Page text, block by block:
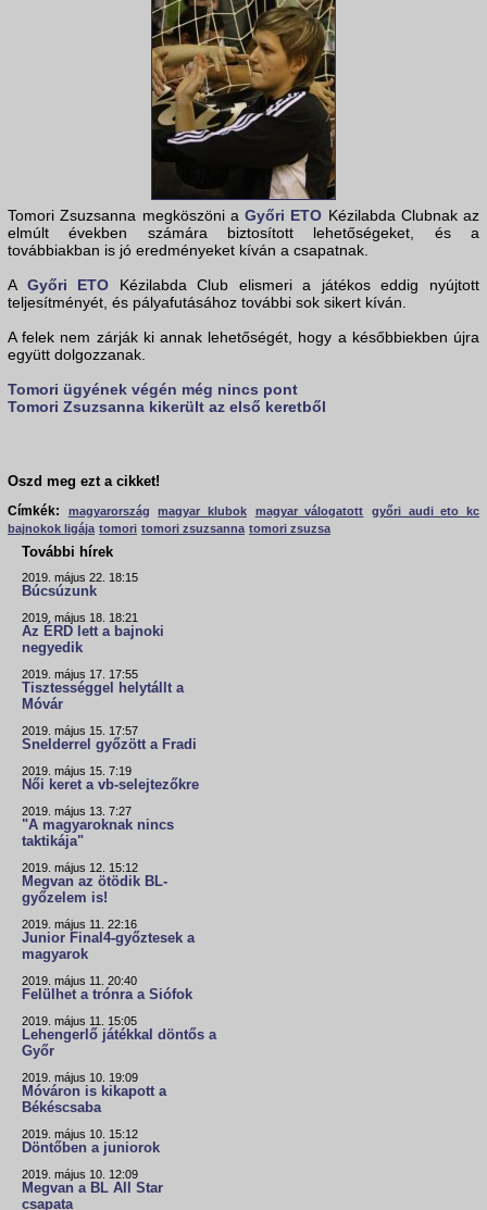
Tomori Zsuzsanna megköszöni a Győri ETO Kézilabda Clubnak az
elmúlt években számára biztosított lehetőségeket, és a
továbbiakban is jó eredményeket kíván a csapatnak.
A Győri ETO Kézilabda Club elismeri a játékos eddig nyújtott
teljesítményét, és pályafutásához további sok sikert kíván.
A felek nem zárják ki annak lehetőségét, hogy a későbbiekben újra
együtt dolgozzanak.
Tomori ügyének végén még nincs pont
Tomori Zsuzsanna kikerült az első keretből
Oszd meg ezt a cikket!
Címkék:
magyarország magyar klubok magyar válogatott
győri audi eto kc
bajnokok ligája tomori tomori zsuzsanna tomori zsuzsa
További hírek
2019. május 22. 18:15
Búcsúzunk
2019. május 18. 18:21
Az ÉRD lett a bajnoki
negyedik
2019. május 17. 17:55
Tisztességgel helytállt a
Móvár
2019. május 15. 17:57
Snelderrel győzött a Fradi
2019. május 15. 7:19
Női keret a vb-selejtezőkre
2019. május 13. 7:27
"A magyaroknak nincs
taktikája"
2019. május 12. 15:12
Megvan az ötödik BL-
győzelem is!
2019. május 11. 22:16
Junior Final4-győztesek a
magyarok
2019. május 11. 20:40
Felülhet a trónra a Siófok
2019. május 11. 15:05
Lehengerlő játékkal döntős a
Győr
2019. május 10. 19:09
Móváron is kikapott a
Békéscsaba
2019. május 10. 15:12
Döntőben a juniorok
2019. május 10. 12:09
Megvan a BL All Star
csapata